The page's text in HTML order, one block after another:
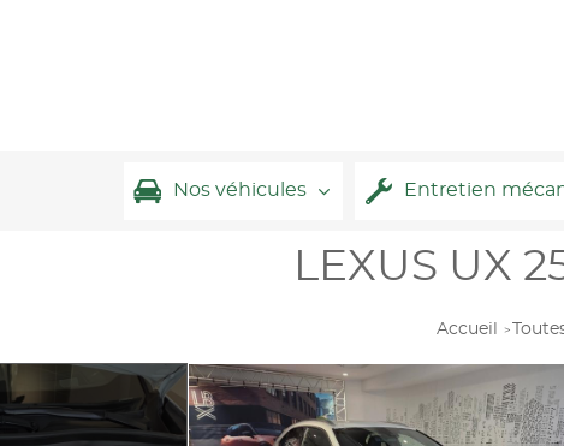
Nos véhicules Entretien
LEXUS UX
Accueil